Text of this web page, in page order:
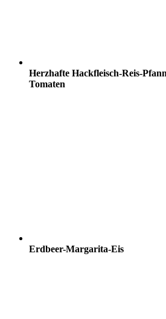
Herzhafte Hackfleisch-Reis-
Tomaten
Erdbeer-Margarita-Eis